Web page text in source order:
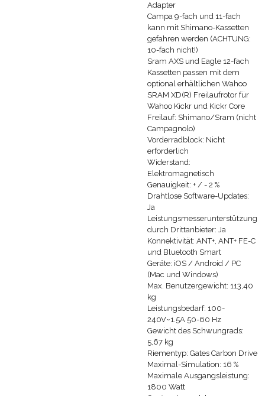
Adapter
Campa 9-fach und 11-fach
kann mit Shimano-Kassetten
gefahren werden (ACHTUNG:
10-fach nicht!)
Sram AXS und Eagle 12-fach
Kassetten passen mit dem
optional erhältlichen Wahoo
SRAM XD(R) Freilaufrotor für
Wahoo Kickr und Kickr Core
Freilauf: Shimano/Sram (nicht
Campagnolo)
Vorderradblock: Nicht
erforderlich
Widerstand:
Elektromagnetisch
Genauigkeit: + / - 2 %
Drahtlose Software-Updates:
Ja
Leistungsmesserunterstützung
durch Drittanbieter: Ja
Konnektivität: ANT+, ANT+ FE-C
und Bluetooth Smart
Geräte: iOS / Android / PC
(Mac und Windows)
Max. Benutzergewicht: 113,40
kg
Leistungsbedarf: 100-
240V~1.5A 50-60 Hz
Gewicht des Schwungrads:
5,67 kg
Riementyp: Gates Carbon Drive
Maximal-Simulation: 16 %
Maximale Ausgangsleistung:
1800 Watt